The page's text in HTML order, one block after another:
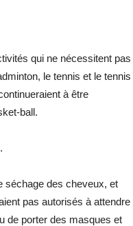
qui ne nécessitent pas
le tennis et le tennis
à être
ball.
séchage des cheveux, et
pas autorisés à attendre
de porter des masques et